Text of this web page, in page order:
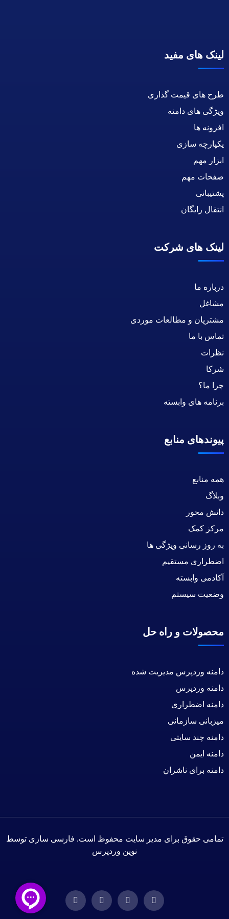
لینک های مفید
طرح های قیمت گذاری
ویژگی های دامنه
افزونه ها
یکپارچه سازی
ابزار مهم
صفحات مهم
پشتیبانی
انتقال رایگان
لینک های شرکت
درباره ما
مشاغل
مشتریان و مطالعات موردی
تماس با ما
نظرات
شرکا
چرا ما؟
برنامه های وابسته
پیوندهای منابع
همه منابع
وبلاگ
دانش محور
مرکز کمک
به روز رسانی ویژگی ها
اضطراری مستقیم
آکادمی وابسته
وضعیت سیستم
محصولات و راه حل
دامنه وردپرس مدیریت شده
دامنه وردپرس
دامنه اضطراری
میزبانی سازمانی
دامنه چند سایتی
دامنه ایمن
دامنه برای ناشران
تمامی حقوق برای مدیر سایت محفوظ است. فارسی سازی توسط
نوین وردپرس